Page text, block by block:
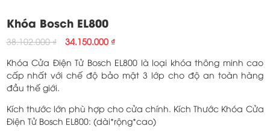
Khóa Bosch EL800
38.102.000₫
Original
was:
38.102.000 ₫.
34.150.000 ₫Current
is:
34.150.000 ₫.
Khóa Cửa Điện Tử Bosch EL800 là loại khóa thông minh cao
cấp nhất với chế độ bảo mật 3 lớp cho độ an toàn hàng
đầu thế giới.
Kích thước lớn phù hợp cho cửa chính. Kích Thước Khóa Cửa
Điện Tử Bosch EL800: (dài*rộng*cao)